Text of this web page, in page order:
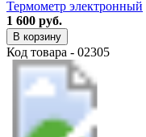
Термометр электронный
1 600 руб.
В корзину
Код товара - 02305